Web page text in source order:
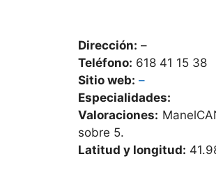
Dirección: –
Teléfono: 618 41 15 38
Sitio web: –
Especialidades:
Valoraciones:
sobre 5.
Latitud y longitud: